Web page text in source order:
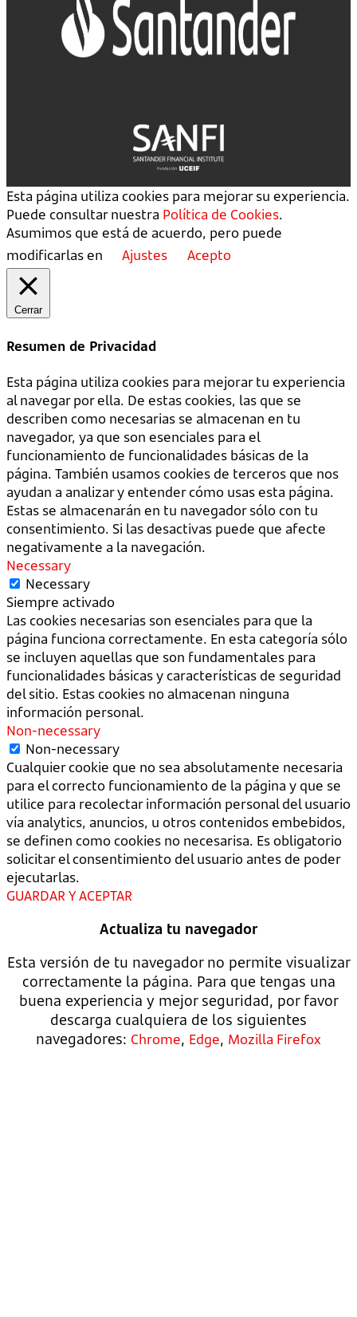
Esta página utiliza cookies para mejorar su experiencia.
Puede consultar nuestra Política de Cookies.
Asumimos que está de acuerdo, pero puede
modificarlas en
Ajustes Acepto
Cerrar
Resumen de Privacidad
Esta página utiliza cookies para mejorar tu experiencia
al navegar por ella. De estas cookies, las que se
describen como necesarias se almacenan en tu
navegador, ya que son esenciales para el
funcionamiento de funcionalidades básicas de la
página. También usamos cookies de terceros que nos
ayudan a analizar y entender cómo usas esta página.
Estas se almacenarán en tu navegador sólo con tu
consentimiento. Si las desactivas puede que afecte
negativamente a la navegación.
Necessary
Necessary
Siempre activado
Las cookies necesarias son esenciales para que la
página funciona correctamente. En esta categoría sólo
se incluyen aquellas que son fundamentales para
funcionalidades básicas y características de seguridad
del sitio. Estas cookies no almacenan ninguna
información personal.
Non-necessary
Non-necessary
Cualquier cookie que no sea absolutamente necesaria
para el correcto funcionamiento de la página y que se
utilice para recolectar información personal del usuario
vía analytics, anuncios, u otros contenidos embebidos,
se definen como cookies no necesarisa. Es obligatorio
solicitar el consentimiento del usuario antes de poder
ejecutarlas.
GUARDAR Y ACEPTAR
Actualiza tu navegador
Esta versión de tu navegador no permite visualizar
correctamente la página. Para que tengas una
buena experiencia y mejor seguridad, por favor
descarga cualquiera de los siguientes
navegadores: Chrome, Edge, Mozilla Firefox